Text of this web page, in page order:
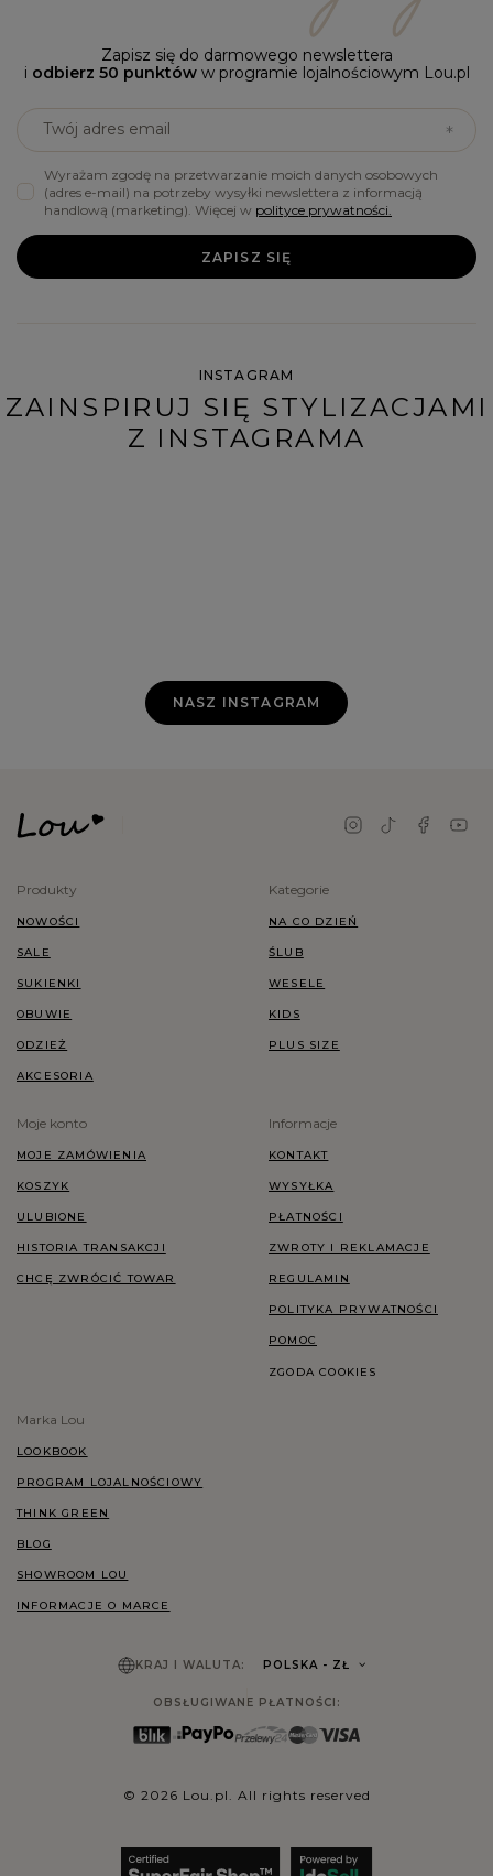
Zapisz się do darmowego newslettera
i odbierz 50 punktóww programie lojalnościowym Lou.pl
Twój adres email
Wyrażam zgodę na przetwarzanie moich danych osobowych
(adres e-mail) na potrzeby wysyłki newslettera z informacją
handlową (marketing). Więcej w polityce prywatności.
ZAPISZ SIĘ
INSTAGRAM
ZAINSPIRUJ SIĘ STYLIZACJAMI
Z INSTAGRAMA
NASZ INSTAGRAM
Produkty
NOWOŚCI
SALE
SUKIENKI
OBUWIE
ODZIEŻ
AKCESORIA
Kategorie
NA CO DZIEŃ
ŚLUB
WESELE
KIDS
PLUS SIZE
Moje konto
MOJE ZAMÓWIENIA
KOSZYK
ULUBIONE
HISTORIA TRANSAKCJI
CHCĘ ZWRÓCIĆ TOWAR
Informacje
KONTAKT
WYSYŁKA
PŁATNOŚCI
ZWROTY I REKLAMACJE
REGULAMIN
POLITYKA PRYWATNOŚCI
POMOC
ZGODA COOKIES
Marka Lou
LOOKBOOK
PROGRAM LOJALNOŚCIOWY
THINK GREEN
BLOG
SHOWROOM LOU
INFORMACJE O MARCE
KRAJ I WALUTA: POLSKA - ZŁ
OBSŁUGIWANE PŁATNOŚCI:
© 2026 Lou.pl. All rights reserved